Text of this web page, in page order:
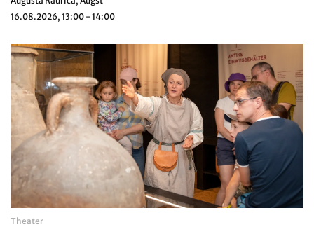
16.08.2026, 13:00 - 14:00
Theater